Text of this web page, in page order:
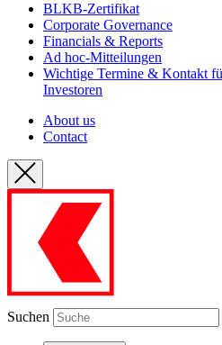
BLKB-Zertifikat
Corporate Governance
Financials & Reports
Ad hoc-Mitteilungen
Wichtige Termine & Kontakt
Investoren
About us
Contact
Suchen